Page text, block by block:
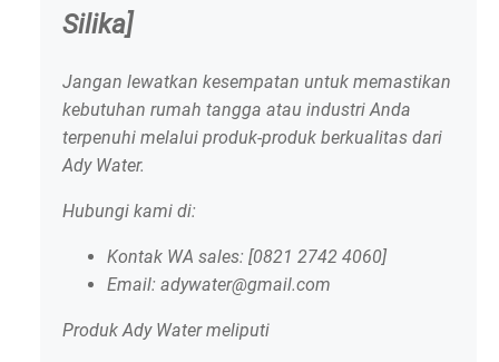
Silika]
Jangan lewatkan kesempatan untuk memastikan
kebutuhan rumah tangga atau industri Anda
terpenuhi melalui produk-produk berkualitas dari
Ady Water.
Hubungi kami di:
Kontak WA sales: [0821 2742 4060]
Email: adywater@gmail.com
Produk Ady Water meliputi